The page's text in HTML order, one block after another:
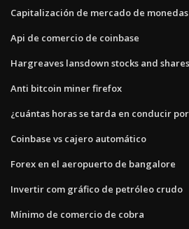
Capitalización de mercado de
Api de comercio de coinbase
Hargreaves lansdown stocks and
Anti bitcoin miner firefox
¿cuántas horas se tarda en conducir
Coinbase vs cajero automático
Forex en el aeropuerto de bangalore
Invertir com gráfico de petróleo crudo
Mínimo de comercio de cobra